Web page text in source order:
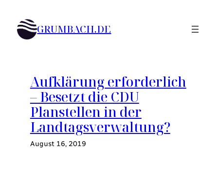
Inhalt
springen GRUMBACH.DE
Aufklärung erforderlich
– Besetzt die CDU
Planstellen in der
Landtagsverwaltung?
August 16, 2019